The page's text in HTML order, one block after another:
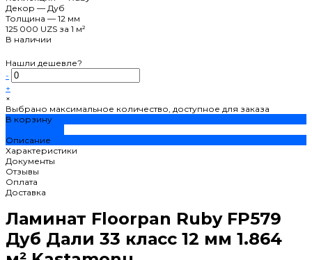
Декор — Дуб
Толщина — 12 мм
125 000 UZS за 1 м²
В наличии
Нашли дешевле?
-
+
×
Выбрано максимальное количество, доступное для заказа
В корзину
Описание
Характеристики
Документы
Отзывы
Оплата
Доставка
Ламинат Floorpan Ruby FP579
Дуб Дали 33 класс 12 мм 1.864